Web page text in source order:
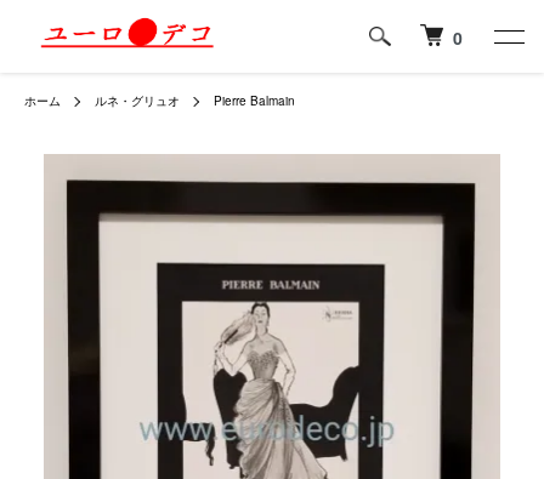
0
ホーム ルネ・グリュオ Pierre Balmain